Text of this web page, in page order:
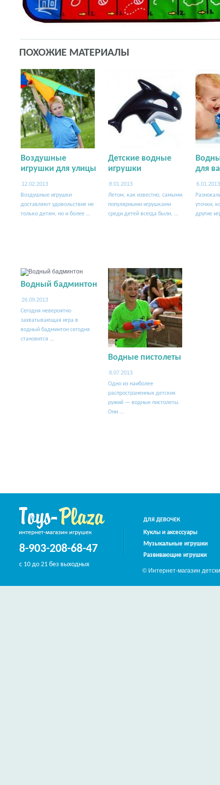
ПОХОЖИЕ МАТЕРИАЛЫ
Воздушные
игрушки для улицы
12.02.2013
Воздушные игрушки
доставляют удовольствие не
только детям, но и более ...
Детские водные
игрушки
8.01.2013
Летом, как известно, самыми
популярными игрушками
среди детей всегда были, ...
для
6.01.2013
уточки,
другие
Водный бадминтон
26.09.2013
Сегодня невероятно
захватывающая игра в
водный бадминтон сегодня
становится ...
Водные пистолеты
8.07.2013
Одно из наиболее
распространенных детских
ружий — водные пистолеты.
Они ...
8-903-208-68-47
с 10 до 21 без выходных
© Интернет-магазин
ДЛЯ ДЕВОЧЕК
Куклы и аксессуары
Музыкальные игрушки
Развивающие игрушки